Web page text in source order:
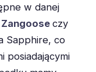
w danej
Zangoose czy
Sapphire, co
posiadającymi